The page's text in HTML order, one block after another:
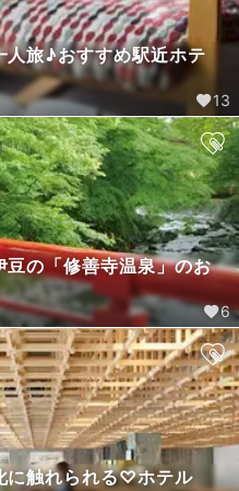
人旅♪おすすめ駅近ホテ
13
の「修善寺温泉」のお
6
に触れられる♡ホテル